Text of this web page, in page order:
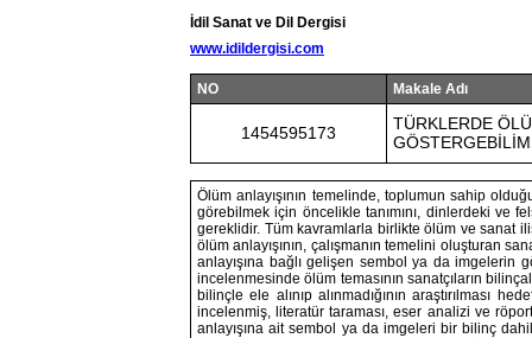
İdil Sanat ve Dil Dergisi
www.idildergisi.com
NO Makale Adı
1454595173
TÜRKLERDE
Ölüm anlayışının temelinde, toplumun sahip
görebilmek için öncelikle tanımını, dinlerdeki ve
gereklidir. Tüm kavramlarla birlikte ölüm ve sanat
ölüm anlayışının, çalışmanın temelini oluşturan
anlayışına bağlı gelişen sembol ya da imgelerin
incelenmesinde ölüm temasının sanatçıların
bilinçle ele alınıp alınmadığının araştırılması
incelenmiş, literatür taraması, eser analizi ve
anlayışına ait sembol ya da imgeleri bir bilinç